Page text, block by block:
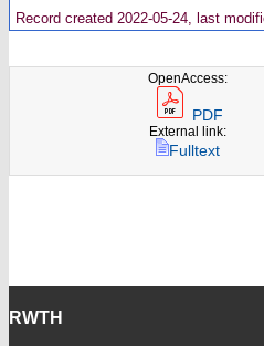
Record created 2022-05-24, last
OpenAccess:
PDF
External link:
Fulltext
RWTH